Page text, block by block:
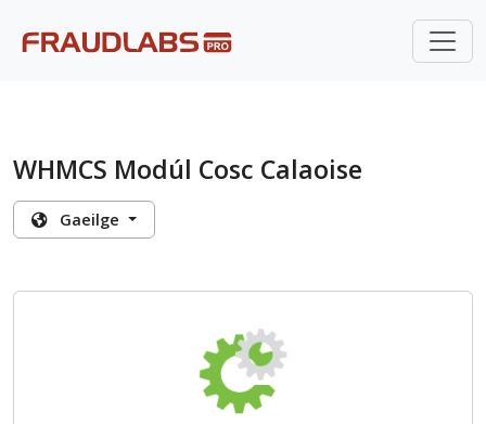
WHMCS Modúl Cosc Calaoise
Gaeilge